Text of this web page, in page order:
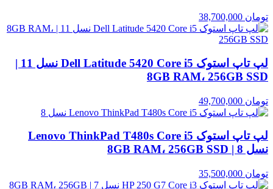
تومان
لپ تاپ استوک Dell Latitude 5420 Core i5 نسل 11 |
8GB RAM، 256GB SSD
تومان
لپ تاپ استوک Lenovo ThinkPad T480s Core i5
نسل 8 | 8GB RAM، 256GB SSD
تومان